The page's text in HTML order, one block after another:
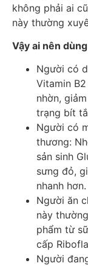
không phải ai
này thường
Vậy ai nên
Người có
Vitamin
nhờn,
trạng bít
Người có
thương:
sản sinh
sưng đỏ,
nhanh hơn.
Người ăn
này
phẩm từ
cấp
Người